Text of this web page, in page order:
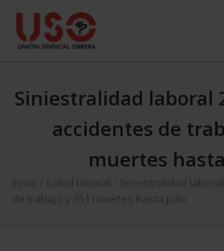
Siniestralidad laboral
accidentes de
muertes
Inicio Salud laboral
Siniestralidad laboral
de trabajo y 351 muertes hasta julio